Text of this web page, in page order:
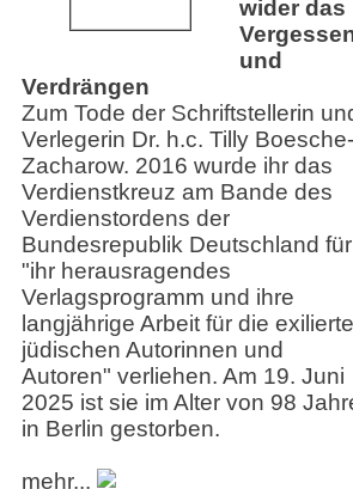
wider das
und
Verdrängen
Zum Tode der Schriftstellerin
Verlegerin Dr. h.c. Tilly Boesche-
Zacharow. 2016 wurde ihr das
Verdienstkreuz am Bande des
Verdienstordens der
Bundesrepublik Deutschland für
"ihr herausragendes
Verlagsprogramm und ihre
langjährige Arbeit für die
jüdischen Autorinnen und
Autoren" verliehen. Am 19. Juni
2025 ist sie im Alter von 98
in Berlin gestorben.
mehr...